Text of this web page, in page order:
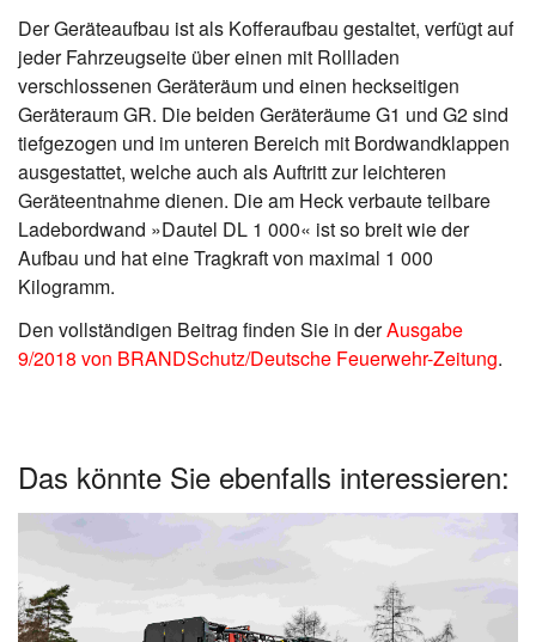
Der Geräteaufbau ist als Kofferaufbau gestaltet, verfügt auf
jeder Fahrzeugseite über einen mit Rollladen
verschlossenen Geräteräum und einen heckseitigen
Geräteraum GR. Die beiden Geräteräume G1 und G2 sind
tiefgezogen und im unteren Bereich mit Bordwandklappen
ausgestattet, welche auch als Auftritt zur leichteren
Geräteentnahme dienen. Die am Heck verbaute teilbare
Ladebordwand »Dautel DL 1 000« ist so breit wie der
Aufbau und hat eine Tragkraft von maximal 1 000
Kilogramm.
Den vollständigen Beitrag finden Sie in derAusgabe
9/2018 von BRANDSchutz/Deutsche Feuerwehr-Zeitung.
Das könnte Sie ebenfalls interessieren: